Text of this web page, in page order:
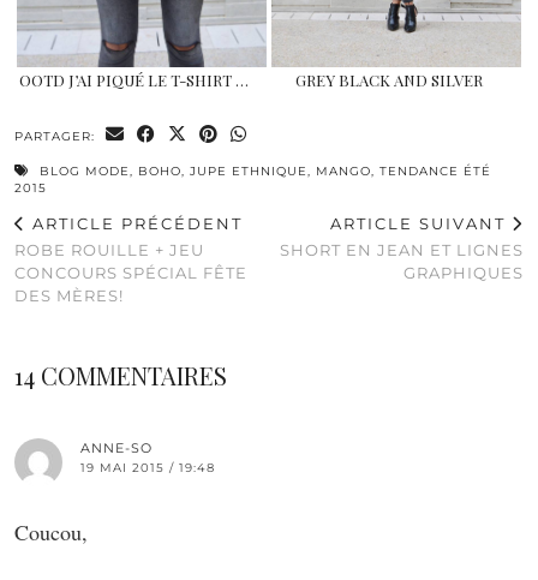
OOTD J’AI PIQUÉ LE T-SHIRT … GREY BLACK AND SILVER
PARTAGER:
BLOG MODE BOHO JUPE ETHNIQUE MANGO
TENDANCE ÉTÉ
2015
ARTICLE PRÉCÉDENT
ROBE ROUILLE + JEU
CONCOURS SPÉCIAL FÊTE
DES MÈRES!
ARTICLE SUIVANT
SHORT EN JEAN ET LIGNES
GRAPHIQUES
14 COMMENTAIRES
ANNE-SO
19 MAI 2015 / 19:48
Coucou,